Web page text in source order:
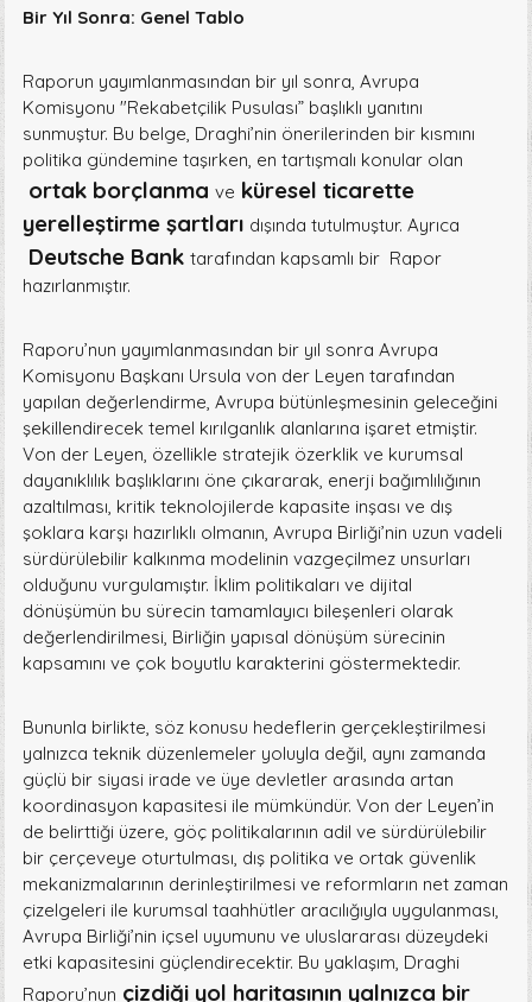
Bir Yıl Sonra: Genel Tablo
Raporun yayımlanmasından bir yıl sonra, Avrupa
Komisyonu "Rekabetçilik Pusulası” başlıklı yanıtını
sunmuştur. Bu belge, Draghi’nin önerilerinden bir kısmını
politika gündemine taşırken, en tartışmalı konular olan
ortak borçlanma ve küresel ticarette
yerelleştirme şartları dışında tutulmuştur. Ayrıca
Deutsche Bank tarafından kapsamlı bir Rapor
hazırlanmıştır.
Raporu’nun yayımlanmasından bir yıl sonra Avrupa
Komisyonu Başkanı Ursula von der Leyen tarafından
yapılan değerlendirme, Avrupa bütünleşmesinin geleceğini
şekillendirecek temel kırılganlık alanlarına işaret etmiştir.
Von der Leyen, özellikle stratejik özerklik ve kurumsal
dayanıklılık başlıklarını öne çıkararak, enerji bağımlılığının
azaltılması, kritik teknolojilerde kapasite inşası ve dış
şoklara karşı hazırlıklı olmanın, Avrupa Birliği’nin uzun vadeli
sürdürülebilir kalkınma modelinin vazgeçilmez unsurları
olduğunu vurgulamıştır. İklim politikaları ve dijital
dönüşümün bu sürecin tamamlayıcı bileşenleri olarak
değerlendirilmesi, Birliğin yapısal dönüşüm sürecinin
kapsamını ve çok boyutlu karakterini göstermektedir.
Bununla birlikte, söz konusu hedeflerin gerçekleştirilmesi
yalnızca teknik düzenlemeler yoluyla değil, aynı zamanda
güçlü bir siyasi irade ve üye devletler arasında artan
koordinasyon kapasitesi ile mümkündür. Von der Leyen’in
de belirttiği üzere, göç politikalarının adil ve sürdürülebilir
bir çerçeveye oturtulması, dış politika ve ortak güvenlik
mekanizmalarının derinleştirilmesi ve reformların net zaman
çizelgeleri ile kurumsal taahhütler aracılığıyla uygulanması,
Avrupa Birliği’nin içsel uyumunu ve uluslararası düzeydeki
etki kapasitesini güçlendirecektir. Bu yaklaşım, Draghi
Raporu’nun çizdiği yol haritasının yalnızca bir